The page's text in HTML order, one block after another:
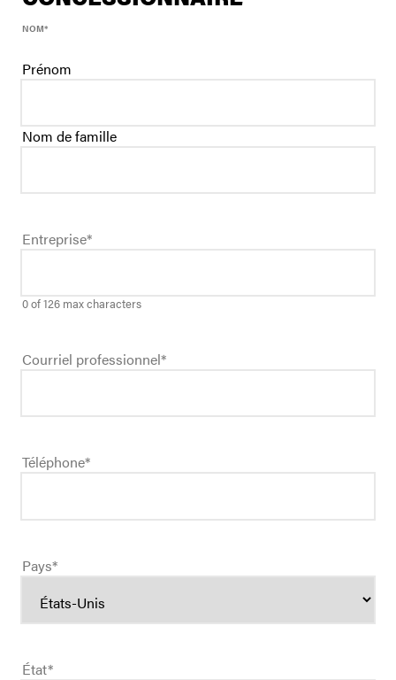
NOM*
Prénom
Nom de famille
Entreprise*
0 of 126 max characters
Courriel professionnel*
Téléphone*
Pays*
État*